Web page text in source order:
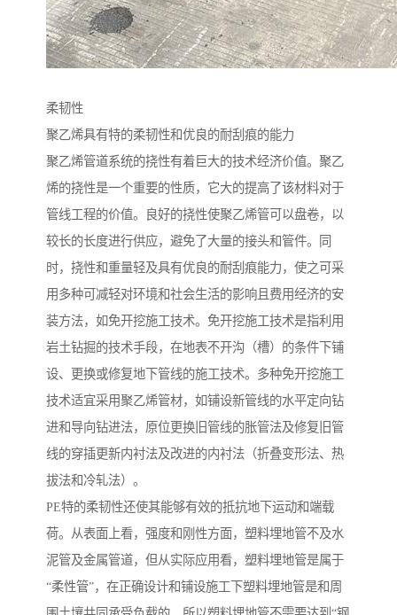
柔韧性
聚乙烯具有特的柔韧性和优良的耐刮痕的能力
聚乙烯管道系统的挠性有着巨大的技术经济价值。聚乙
烯的挠性是一个重要的性质，它大的提高了该材料对于
管线工程的价值。良好的挠性使聚乙烯管可以盘卷，以
较长的长度进行供应，避免了大量的接头和管件。同
时，挠性和重量轻及具有优良的耐刮痕能力，使之可采
用多种可减轻对环境和社会生活的影响且费用经济的安
装方法，如免开挖施工技术。免开挖施工技术是指利用
岩土钻掘的技术手段，在地表不开沟（槽）的条件下铺
设、更换或修复地下管线的施工技术。多种免开挖施工
技术适宜采用聚乙烯管材，如铺设新管线的水平定向钻
进和导向钻进法，原位更换旧管线的胀管法及修复旧管
线的穿插更新内衬法及改进的内衬法（折叠变形法、热
拔法和冷轧法）。
PE特的柔韧性还使其能够有效的抵抗地下运动和端载
荷。从表面上看，强度和刚性方面，塑料埋地管不及水
泥管及金属管道，但从实际应用看，塑料埋地管是属于
“柔性管”，在正确设计和铺设施工下塑料埋地管是和周